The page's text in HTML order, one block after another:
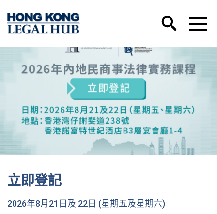
立即登記
2026年8月21日及 22日 (星期五及星期六)